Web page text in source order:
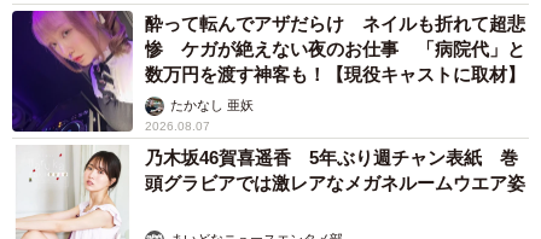
酔って転んでアザだらけ ネイルも折れて超悲
惨 ケガが絶えない夜のお仕事 「病院代」と
数万円を渡す神客も！【現役キャストに取材】
たかなし 亜妖
2026.08.07
乃木坂46賀喜遥香 5年ぶり週チャン表紙 巻
頭グラビアでは激レアなメガネルームウエア姿